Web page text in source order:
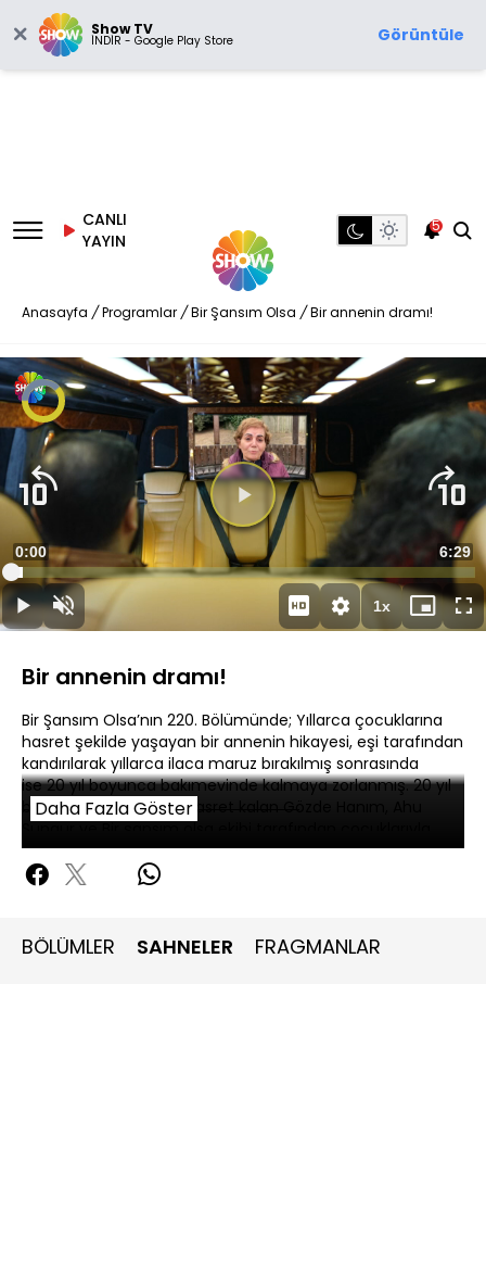
Show TV
İNDİR - Google Play Store Görüntüle
CANLI
YAYIN
5
Anasayfa / Programlar / Bir Şansım Olsa / Bir annenin dramı!
Video
Oynatıcısı
yükleniyor.
Videoyu
Oynat
OynatSesi
Aç
Süre
0:00
Süre
6:29
Yüklendi:
2.59%
1xOynatma
Hızı
Mini
oynatıcı
Bir annenin dramı!
Bir Şansım Olsa’nın 220. Bölümünde; Yıllarca çocuklarına
hasret şekilde yaşayan bir annenin hikayesi, eşi tarafından
kandırılarak yıllarca ilaca maruz bırakılmış sonrasında
ise 20 yıl boyunca bakımevinde kalmaya zorlanmış. 20 yıl
boyunca çocuklarına hasret kalan Gözde Hanım, Ahu
kavuşturuldu.
Daha Fazla Göster
BÖLÜMLER SAHNELER FRAGMANLAR